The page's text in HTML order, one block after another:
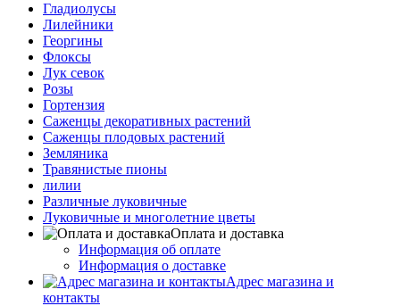
Гладиолусы
Лилейники
Георгины
Флоксы
Лук севок
Розы
Гортензия
Саженцы декоративных растений
Саженцы плодовых растений
Земляника
Травянистые пионы
лилии
Различные луковичные
Луковичные и многолетние цветы
Оплата и доставка
Информация об оплате
Информация о доставке
Адрес магазина и
контакты